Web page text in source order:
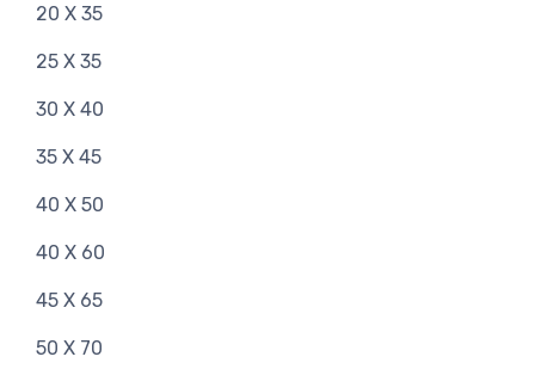
20 X 35
25 X 35
30 X 40
35 X 45
40 X 50
40 X 60
45 X 65
50 X 70